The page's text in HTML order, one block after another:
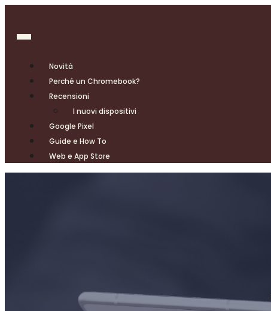
Novità
Perché un Chromebook?
Recensioni
I nuovi dispositivi
Google Pixel
Guide e How To
Web e App Store